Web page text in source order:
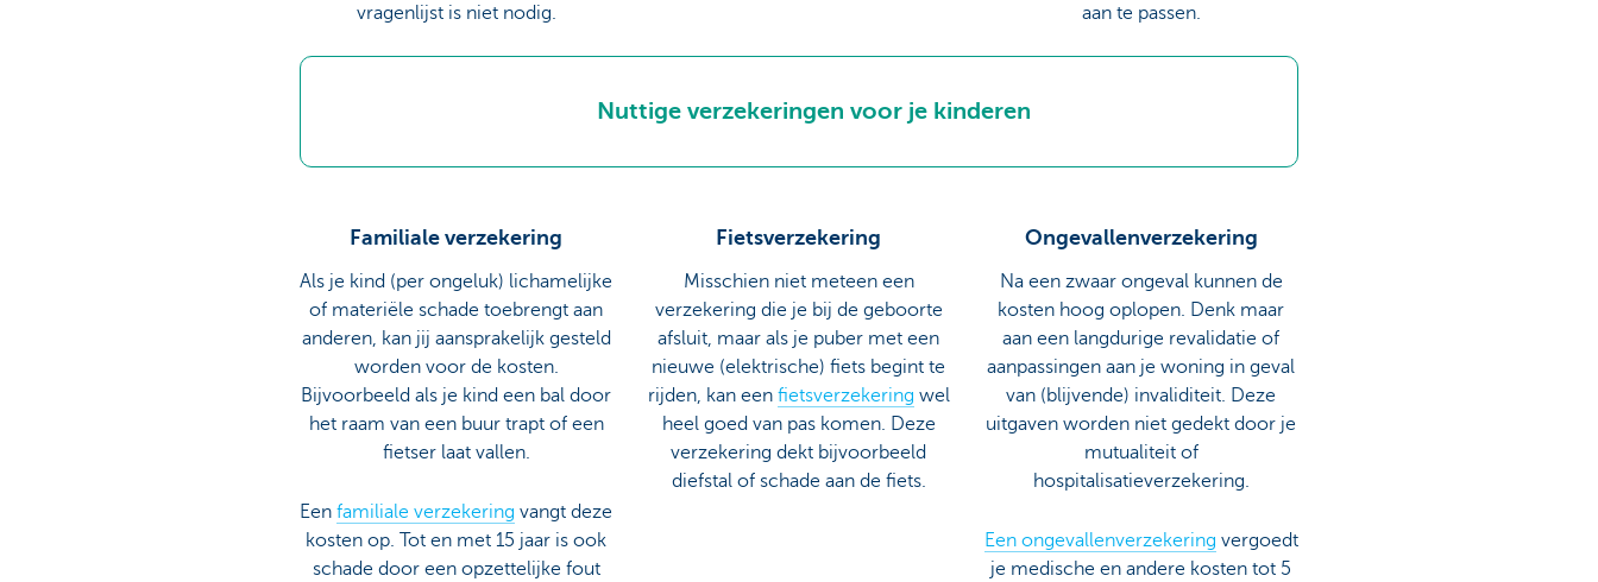
vragenlijst is niet nodig.
aan te passen.
Nuttige verzekeringen voor je kinderen
Familiale verzekering
Als je kind (per ongeluk) lichamelijke
of materiële schade toebrengt aan
anderen, kan jij aansprakelijk gesteld
worden voor de kosten.
Bijvoorbeeld als je kind een bal door
het raam van een buur trapt of een
fietser laat vallen.
Eenfamiliale verzekering vangt deze
kosten op. Tot en met 15 jaar is ook
schade door een opzettelijke fout
Fietsverzekering
Misschien niet meteen een
verzekering die je bij de geboorte
afsluit, maar als je puber met een
nieuwe (elektrische) fiets begint te
rijden, kan een fietsverzekering wel
heel goed van pas komen. Deze
verzekering dekt bijvoorbeeld
diefstal of schade aan de fiets.
Ongevallenverzekering
Na een zwaar ongeval kunnen de
kosten hoog oplopen. Denk maar
aan een langdurige revalidatie of
aanpassingen aan je woning in geval
van (blijvende) invaliditeit. Deze
uitgaven worden niet gedekt door je
mutualiteit of
hospitalisatieverzekering.
Een ongevallenverzekering vergoedt
je medische en andere kosten tot 5